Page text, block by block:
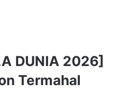
DUNIA 2026]
Termahal